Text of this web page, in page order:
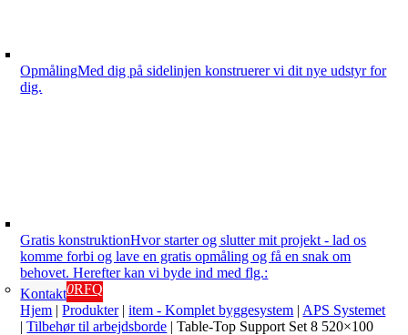
OpmålingMed dig på sidelinjen konstruerer vi dit nye udstyr for
dig.
Gratis konstruktionHvor starter og slutter mit projekt - lad os
komme forbi og lave en gratis opmåling og få en snak om
behovet. Herefter kan vi byde ind med flg.:
Kontakt0RFQ
Hjem |Produkter|item - Komplet byggesystem | APS Systemet
|Tilbehør til arbejdsborde |Table-Top Support Set 8 520×100